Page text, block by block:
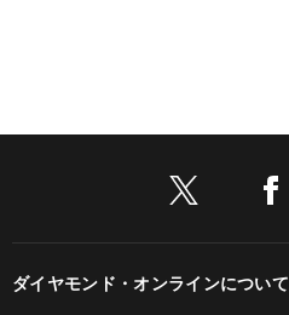
ダイヤモンド・オンラインについて